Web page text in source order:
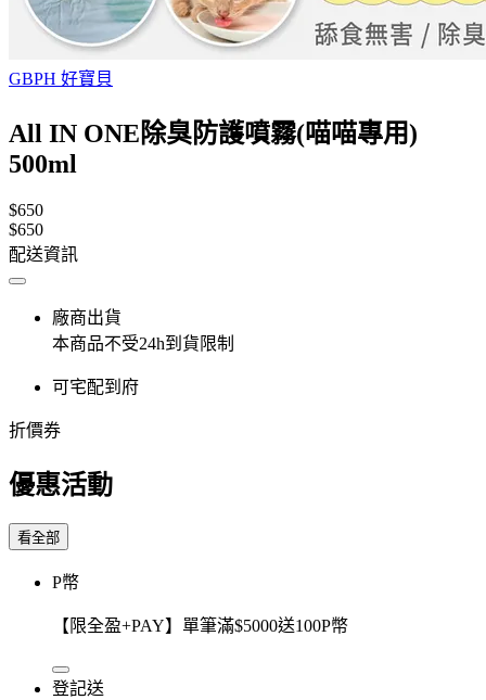
GBPH 好寶貝
All IN ONE除臭防護噴霧(喵喵專用)
500ml
$650
$650
配送資訊
廠商出貨
本商品不受24h到貨限制
可宅配到府
折價券
優惠活動
看全部
P幣
【限全盈+PAY】單筆滿$5000送100P幣
登記送